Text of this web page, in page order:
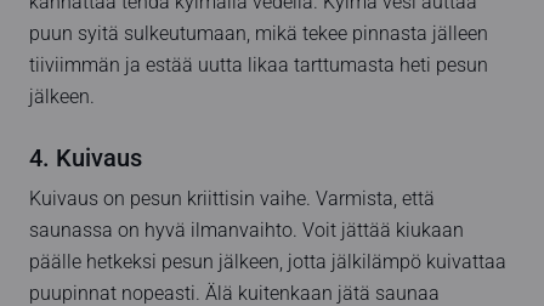
puun syitä sulkeutumaan, mikä tekee pinnasta jälleen
tiiviimmän ja estää uutta likaa tarttumasta heti pesun
jälkeen.
4. Kuivaus
Kuivaus on pesun kriittisin vaihe. Varmista, että
saunassa on hyvä ilmanvaihto. Voit jättää kiukaan
päälle hetkeksi pesun jälkeen, jotta jälkilämpö kuivattaa
puupinnat nopeasti. Älä kuitenkaan jätä saunaa